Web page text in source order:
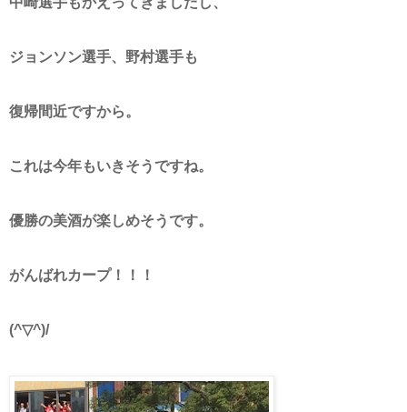
ジョンソン選手、野村選手も
復帰間近ですから。
これは今年もいきそうですね。
優勝の美酒が楽しめそうです。
がんばれカープ！！！
(^▽^)/